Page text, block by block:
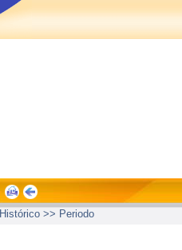
Histórico >> Periodo